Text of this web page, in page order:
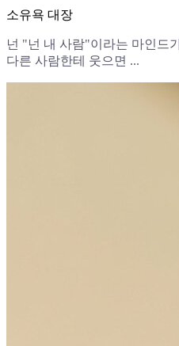
소유욕 대장
넌 "넌 내 사람"이라는 마인드
다른 사람한테 웃으면 ...